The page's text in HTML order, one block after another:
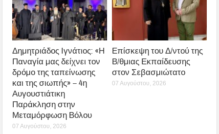
Δημητριάδος Ιγνάτιος: «Η
Παναγία μας δείχνει τον
δρόμο της ταπείνωσης
και της σιωπής» – 4η
Αυγουστιάτικη
Παράκληση στην
Μεταμόρφωση Βόλου
07 Αυγούστου, 2026
Επίσκεψη του Δ/ντού της
Β/θμιας Εκπαίδευσης
στον Σεβασμιώτατο
07 Αυγούστου, 2026